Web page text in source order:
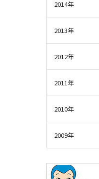
2014年
2013年
2012年
2011年
2010年
2009年